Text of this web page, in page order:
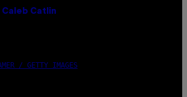
Caleb Catlin
/ GETTY IMAGES